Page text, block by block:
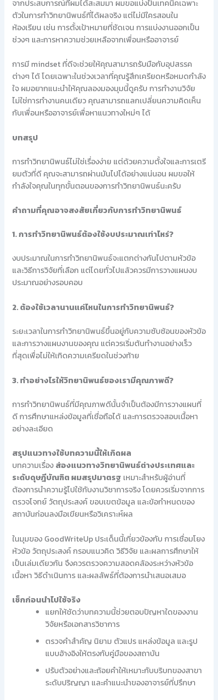
จากประสบการณ์ที่ผมได้สะสมมา ผมขอแบ่งปันเทคนิคเฉพาะ
ตัวในการทำวิทยานิพนธ์ที่ได้ผลจริง แต่ไม่มีใครสอนใน
ห้องเรียน เช่น การตั้งเป้าหมายที่ชัดเจน การแบ่งงานออกเป็น
ช่วงๆ และการหาความช่วยเหลือจากเพื่อนหรืออาจารย์
การมี mindset ที่ดีจะช่วยให้คุณสามารถรับมือกับอุปสรรค
ต่างๆ ได้ โดยเฉพาะในช่วงเวลาที่คุณรู้สึกเครียดหรือหมดกำลัง
ใจ ผมอยากแนะนำให้คุณลองมองมุมนี้ดูครับ การทำงานวิจัย
ไม่ใช่การทำงานคนเดียว คุณสามารถแลกเปลี่ยนความคิดเห็น
กับเพื่อนหรืออาจารย์เพื่อหาแนวทางใหม่ๆ ได้
บทสรุป
การทำวิทยานิพนธ์ไม่ใช่เรื่องง่าย แต่ด้วยความตั้งใจและการเตรี
ยมตัวที่ดี คุณจะสามารถผ่านมันไปได้อย่างแน่นอน ผมขอให้
กำลังใจคุณในทุกขั้นตอนของการทำวิทยานิพนธ์นะครับ
คำถามที่คุณอาจสงสัยเกี่ยวกับการทำวิทยานิพนธ์
1. การทำวิทยานิพนธ์ต้องใช้งบประมาณเท่าไหร่?
งบประมาณในการทำวิทยานิพนธ์จะแตกต่างกันไปตามหัวข้อ
และวิธีการวิจัยที่เลือก แต่โดยทั่วไปแล้วควรมีการวางแผนงบ
ประมาณอย่างรอบคอบ
2. ต้องใช้เวลานานแค่ไหนในการทำวิทยานิพนธ์?
ระยะเวลาในการทำวิทยานิพนธ์ขึ้นอยู่กับความซับซ้อนของหัวข้อ
และการวางแผนงานของคุณ แต่ควรเริ่มต้นทำงานอย่างเร็ว
ที่สุดเพื่อไม่ให้เกิดความเครียดในช่วงท้าย
3. ทำอย่างไรให้วิทยานิพนธ์ของเรามีคุณภาพดี?
การทำวิทยานิพนธ์ที่มีคุณภาพดีนั้นจำเป็นต้องมีการวางแผนที่
ดี การศึกษาแหล่งข้อมูลที่เชื่อถือได้ และการตรวจสอบเนื้อหา
อย่างละเอียด
สรุปแนวทางใช้บทความนี้ให้เกิดผล
บทความเรื่อง ส่องแนวทางวิทยานิพนธ์ต่างประเทศและ
ระดับดุษฎีบัณฑิต ผมสรุปมาตรฐ เหมาะสำหรับผู้อ่านที่
ต้องการนำความรู้ไปใช้กับงานวิชาการจริง โดยควรเริ่มจากการ
ตรวจโจทย์ วัตถุประสงค์ ขอบเขตข้อมูล และข้อกำหนดของ
สถาบันก่อนลงมือเขียนหรือวิเคราะห์ผล
ในมุมของ GoodWriteUp ประเด็นนี้เกี่ยวข้องกับ การเชื่อมโยง
หัวข้อ วัตถุประสงค์ กรอบแนวคิด วิธีวิจัย และผลการศึกษาให้
เป็นเล่มเดียวกัน จึงควรตรวจความสอดคล้องระหว่างหัวข้อ
เนื้อหา วิธีดำเนินการ และผลลัพธ์ที่ต้องการนำเสนอเสมอ
เช็กก่อนนำไปใช้จริง
แยกให้ชัดว่าบทความนี้ช่วยตอบปัญหาใดของงาน
วิจัยหรือเอกสารวิชาการ
ตรวจคำสำคัญ นิยาม ตัวแปร แหล่งข้อมูล และรูป
แบบอ้างอิงให้ตรงกับคู่มือของสถาบัน
ปรับตัวอย่างและถ้อยคำให้เหมาะกับบริบทของสาขา
ระดับปริญญา และคำแนะนำของอาจารย์ที่ปรึกษา